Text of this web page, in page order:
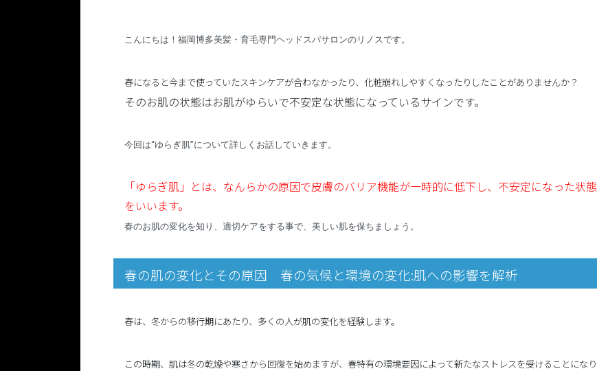
こんにちは！ 福岡博多美髪・育毛専門ヘッドスパサロンのリノスです。
春になると今まで使っていたスキンケアが合わなかったり、化粧崩れしやすくなったりしたことがありませんか？
そのお肌の状態はお肌がゆらいで不安定な状態になっているサインです。
今回は“ゆらぎ肌”について詳しくお話していきます。
「ゆらぎ肌」とは、なんらかの原因で皮膚のバリア機能が一時的に低下し、不安定になった状態
をいいます。
春のお肌の変化を知り、適切ケアをする事で、美しい肌を保ちましょう。
春の肌の変化とその原因 春の気候と環境の変化:肌への影響を解析
春は、冬からの移行期にあたり、多くの人が肌の変化を経験します。
この時期、肌は冬の乾燥や寒さから回復を始めますが、春特有の環境要因によって新たなストレスを受けることになり